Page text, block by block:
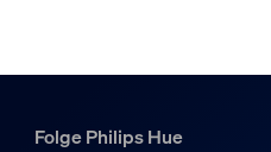
Folge Philips Hue